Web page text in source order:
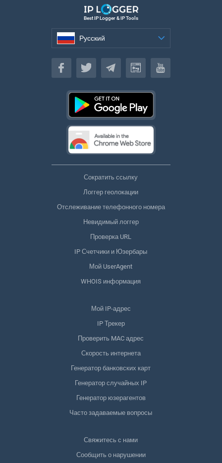
Best IP Logger & IP Tools
Русский
Русский
Сократить ссылку
Логгер геолокации
Отслеживание телефонного номера
Невидимый логгер
Проверка URL
IP Счетчики и Юзербары
Мой UserAgent
WHOIS информация
Мой IP-адрес
IP Трекер
Проверить MAC адрес
Скорость интернета
Генератор банковских карт
Генератор случайных IP
Генератор юзерагентов
Часто задаваемые вопросы
Свяжитесь с нами
Сообщить о нарушении